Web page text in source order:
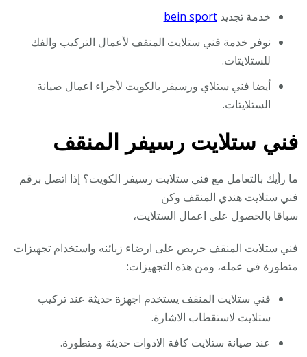
خدمة تجديدbein sport
نوفر خدمة فني ستلايت المنقف لأعمال التركيب والفك
للستلايتات.
أيضا فني ستلاي ورسيفر بالكويت لأجراء اعمال صيانة
الستلايتات.
فني ستلايت رسيفر المنقف
ما رأيك بالتعامل مع فني ستلايت رسيفر الكويت؟ إذا اتصل برقم
فني ستلايت هندي المنقف وكن
سباقا بالحصول على اعمال الستلايت،
فني ستلايت المنقف حريص على ارضاء زبائنه واستخدام تجهيزات
متطورة في عمله، ومن هذه التجهيزات:
فني ستلايت المنقف يستخدم اجهزة حديثة عند تركيب
ستلايت لاستقطاب الاشارة.
عند صيانة ستلايت كافة الادوات حديثة ومتطورة.